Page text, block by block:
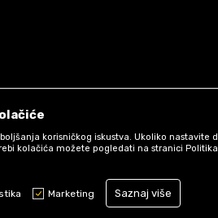
Uslovi korišćenja web
korisničkog iskustva. Ukoliko
kolačića možete pogledati na stranici
Marketing Saznaj više